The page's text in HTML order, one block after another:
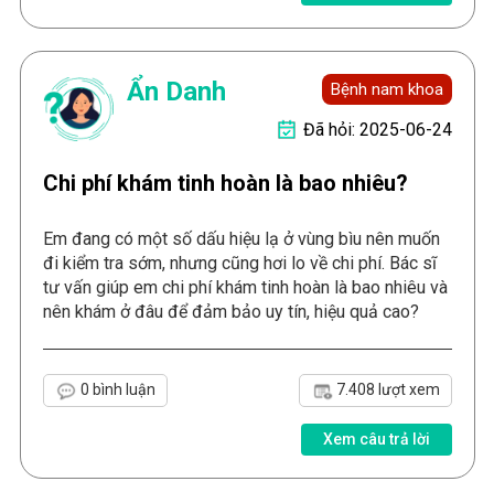
Ẩn Danh Bệnh nam khoa
Đã hỏi: 2025-06-24
Chi phí khám tinh hoàn là bao nhiêu?
Em đang có một số dấu hiệu lạ ở vùng bìu nên muốn
đi kiểm tra sớm, nhưng cũng hơi lo về chi phí. Bác sĩ
tư vấn giúp em chi phí khám tinh hoàn là bao nhiêu và
nên khám ở đâu để đảm bảo uy tín, hiệu quả cao?
0 bình luận 7.408 lượt xem
Xem câu trả lời